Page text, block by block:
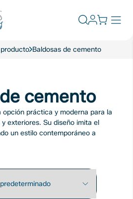
Abrir
de
Baldosas de cemento
cemento
opción práctica y moderna para la
exteriores. Su diseño imita el
un estilo contemporáneo a